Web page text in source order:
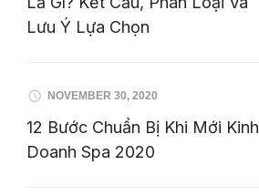
Lưu Ý Lựa Chọn
NOVEMBER 30, 2020
12 Bước Chuẩn Bị Khi Mới Kinh
Doanh Spa 2020